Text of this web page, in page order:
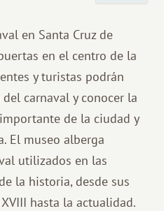
en Santa Cruz de
en el centro de la
y turistas podrán
carnaval y conocer la
de la ciudad y
El museo alberga
utilizados en las
la historia, desde sus
hasta la actualidad.